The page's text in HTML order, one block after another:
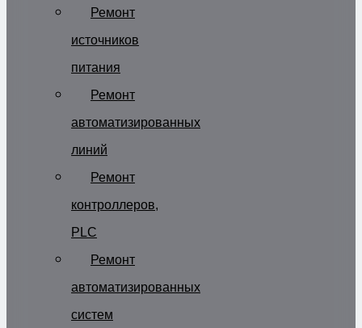
Ремонт
источников
питания
Ремонт
автоматизированных
линий
Ремонт
контроллеров,
PLC
Ремонт
автоматизированных
систем